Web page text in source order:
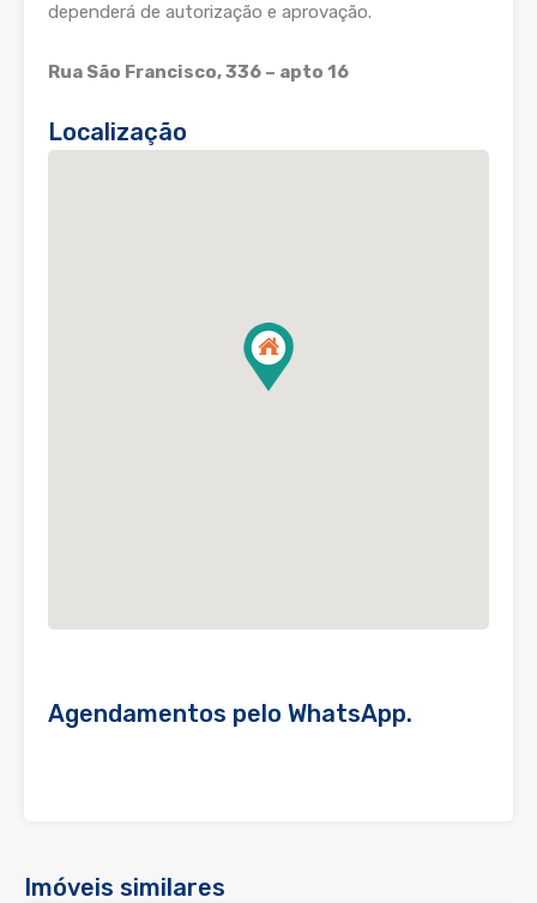
dependerá de autorização e aprovação.
Rua São Francisco, 336 – apto 16
Localização
Agendamentos pelo WhatsApp.
Imóveis similares